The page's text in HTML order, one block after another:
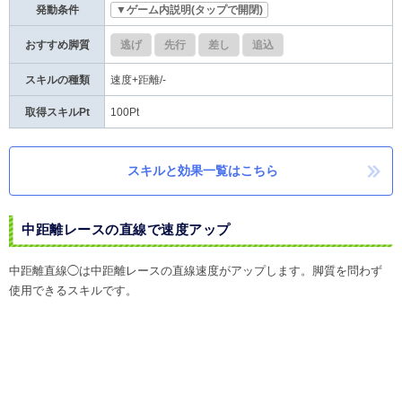
発動条件 ▼ゲーム内説明(タップで開閉)
おすすめ脚質 逃げ 先行 差し 追込
スキルの種類 速度+距離/-
取得スキルPt 100Pt
スキルと効果一覧はこちら
中距離レースの直線で速度アップ
中距離直線◯は中距離レースの直線速度がアップします。脚質を問わず
使用できるスキルです。